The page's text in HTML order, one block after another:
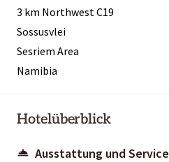
3 km Northwest C19
Sossusvlei
Sesriem Area
Namibia
Hotelüberblick
Ausstattung und Service